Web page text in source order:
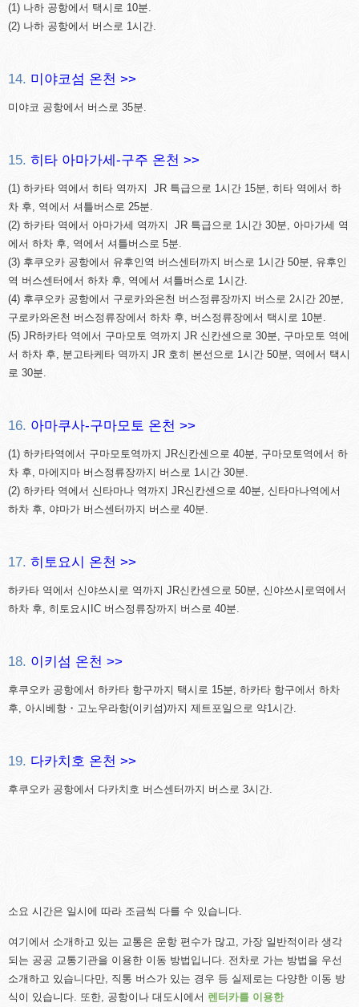
(1) 나하 공항에서 택시로 10분.
(2) 나하 공항에서 버스로 1시간.
14. 미야코섬 온천 >>
미야코 공항에서 버스로 35분.
15. 히타 아마가세-구주 온천 >>
(1) 하카타 역에서 히타 역까지 JR 특급으로 1시간 15분, 히타 역에서 하
차 후, 역에서 셔틀버스로 25분.
(2) 하카타 역에서 아마가세 역까지 JR 특급으로 1시간 30분, 아마가세 역
에서 하차 후, 역에서 셔틀버스로 5분.
(3) 후쿠오카 공항에서 유후인역 버스센터까지 버스로 1시간 50분, 유후인
역 버스센터에서 하차 후, 역에서 셔틀버스로 1시간.
(4) 후쿠오카 공항에서 구로카와온천 버스정류장까지 버스로 2시간 20분,
구로카와온천 버스정류장에서 하차 후, 버스정류장에서 택시로 10분.
(5) JR하카타 역에서 구마모토 역까지 JR 신칸센으로 30분, 구마모토 역에
서 하차 후, 분고타케타 역까지 JR 호히 본선으로 1시간 50분, 역에서 택시
로 30분.
16. 아마쿠사-구마모토 온천 >>
(1) 하카타역에서 구마모토역까지 JR신칸센으로 40분, 구마모토역에서 하
차 후, 마에지마 버스정류장까지 버스로 1시간 30분.
(2) 하카타 역에서 신타마나 역까지 JR신칸센으로 40분, 신타마나역에서
하차 후, 야마가 버스센터까지 버스로 40분.
17. 히토요시 온천 >>
하카타 역에서 신야쓰시로 역까지 JR신칸센으로 50분, 신야쓰시로역에서
하차 후, 히토요시IC 버스정류장까지 버스로 40분.
18. 이키섬 온천 >>
후쿠오카 공항에서 하카타 항구까지 택시로 15분, 하카타 항구에서 하차
후, 아시베항・고노우라항(이키섬)까지 제트포일으로 약1시간.
19. 다카치호 온천 >>
후쿠오카 공항에서 다카치호 버스센터까지 버스로 3시간.
소요 시간은 일시에 따라 조금씩 다를 수 있습니다.
여기에서 소개하고 있는 교통은 운항 편수가 많고, 가장 일반적이라 생각
되는 공공 교통기관을 이용한 이동 방법입니다. 전차로 가는 방법을 우선
소개하고 있습니다만, 직통 버스가 있는 경우 등 실제로는 다양한 이동 방
식이 있습니다. 또한, 공항이나 대도시에서 렌터카를 이용한